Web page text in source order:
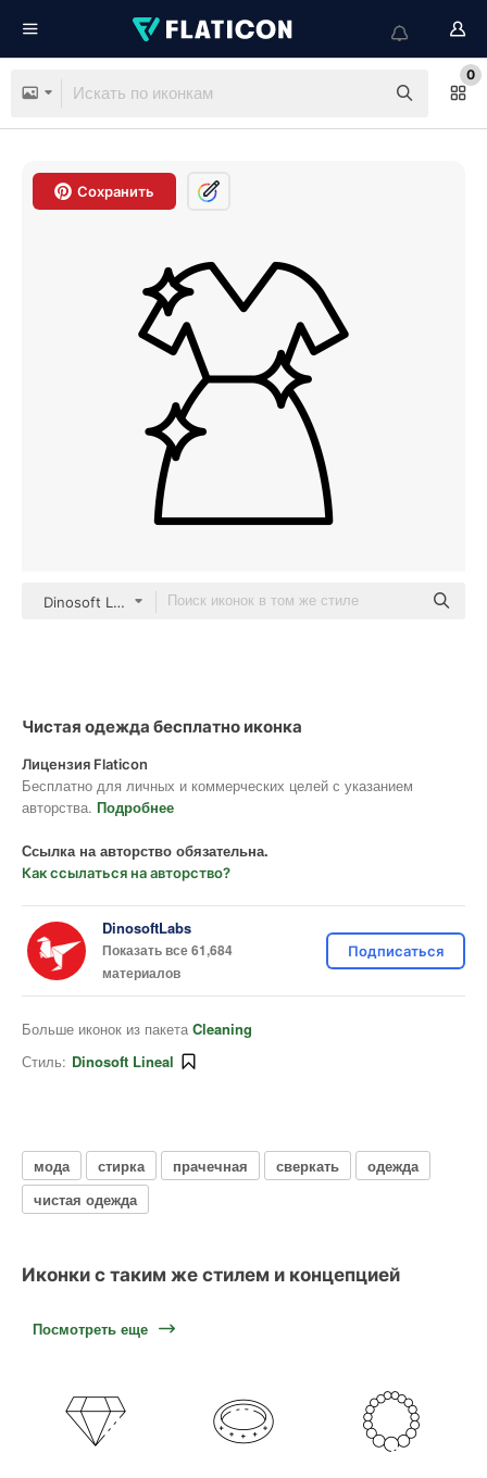
0
Сохранить
Dinosoft Lineal
Чистая одежда бесплатно иконка
Лицензия Flaticon
Бесплатно для личных и коммерческих целей с указанием
авторства. Подробнее
Ссылка на авторство обязательна.
Как ссылаться на авторство?
DinosoftLabs
Показать все 61,684
материалов
Подписаться
Больше иконок из пакета Cleaning
Стиль: Dinosoft Lineal
мода стирка прачечная сверкать
одежда
чистая одежда
Иконки с таким же стилем и концепцией
Посмотреть еще